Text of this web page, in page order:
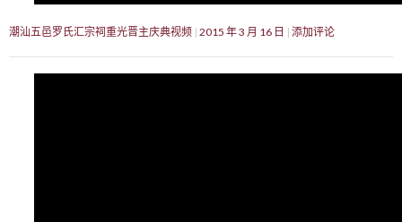
潮汕五邑罗氏汇宗祠重光晋主庆典视频 2015 年 3 月 16 日 添加评论